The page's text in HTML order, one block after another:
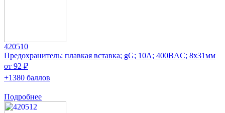
420510
Предохранитель: плавкая вставка; gG; 10А; 400ВAC; 8x31мм
от 92 ₽
+1380 баллов
Подробнее